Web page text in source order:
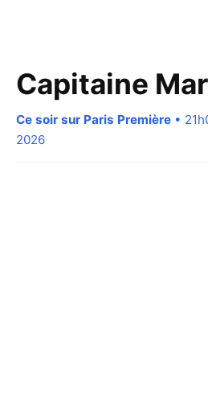
Capitaine
Ce soir sur Paris Première •
2026